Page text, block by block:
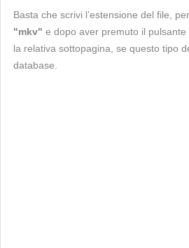
Basta che scrivi l’estensione del file,
"mkv" e dopo aver premuto il
la relativa sottopagina, se questo tipo
database.